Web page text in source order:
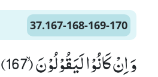
37.167-168-169-170